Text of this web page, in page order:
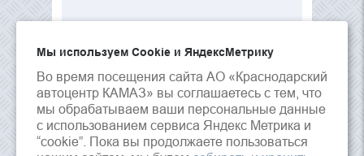
Мы используем Сookie и ЯндексМетрику
Во время посещения сайта АО «Краснодарский
автоцентр КАМАЗ» вы соглашаетесь с тем, что
мы обрабатываем ваши персональные данные
с использованием сервиса Яндекс Метрика и
“cookie”. Пока вы продолжаете пользоваться